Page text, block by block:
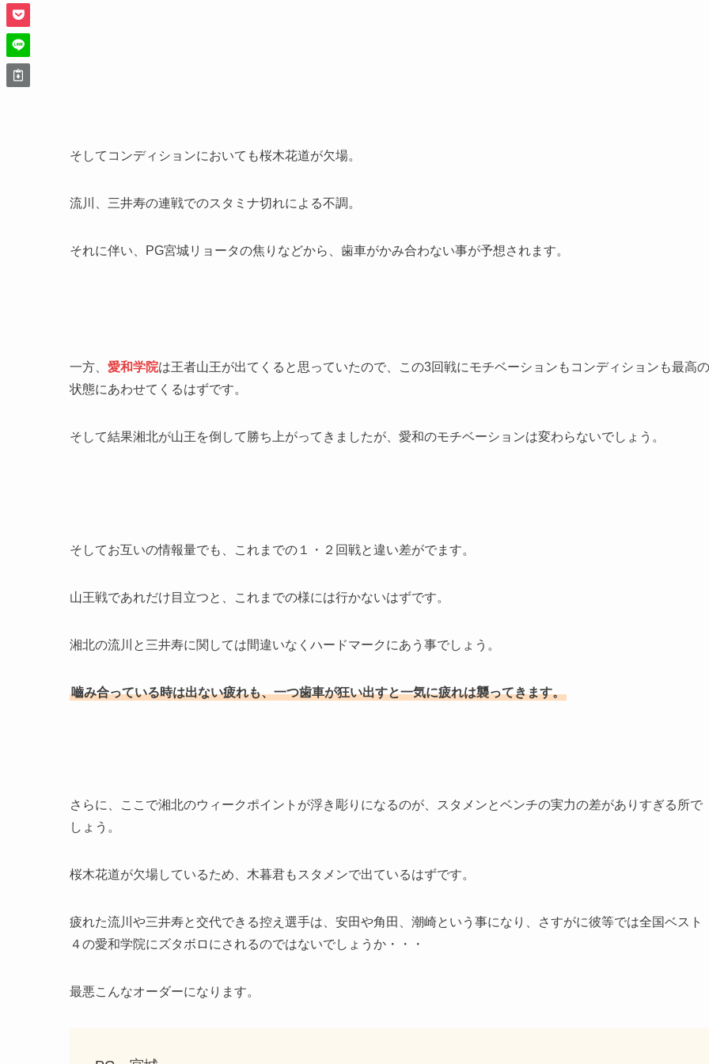
そしてコンディションにおいても桜木花道が欠場。
流川、三井寿の連戦でのスタミナ切れによる不調 。
それに伴い、PG宮城リョータの焦りなどから、歯車がかみ合わない事が予想されます。
一方、 愛和学院は王者山王が出てくると思っていたので、この3回戦にモチベーションもコンディションも最高の
状態にあわせてくるはずです。
そして結果湘北が山王を倒して勝ち上がってきましたが、愛和のモチベーションは変わらないでしょう。
そしてお互いの情報量でも、これまでの１・２回戦と違い差がでます。
山王戦であれだけ目立つと、これまでの様には行かないはずです。
湘北の流川と三井寿に関しては間違いなく ハードマーク にあう事でしょう。
嚙み合っている時は出ない疲れも、一つ歯車が狂い出すと一気に疲れは襲ってきます。
さらに、ここで湘北のウィークポイント が浮き彫りになるのが、スタメンとベンチの実力の差がありすぎる所で
しょう。
桜木花道が欠場しているため、木暮君もスタメンで出ているはずです。
疲れた流川や三井寿と交代できる控え選手は、安田や角田、潮崎という事になり、さすがに彼等では全国ベスト
４の愛和学院にズタボロにされるのではないでしょうか・・・
最悪こんなオーダーになります。